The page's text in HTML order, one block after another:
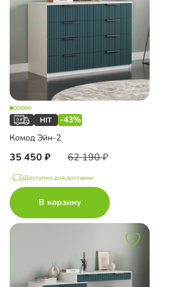
-43%
Комод Эйн-2
35 450 62 190
Доступно для доставки
В корзину